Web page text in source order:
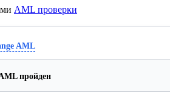
AML проверки
AML
пройден